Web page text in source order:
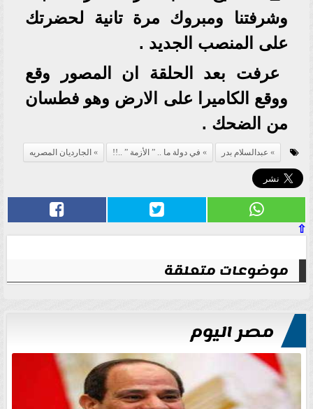
وشرفتنا ومبروك مرة تانية لحضرتك
على المنصب الجديد .
عرفت بعد الحلقة ان المصور وقع
ووقع الكاميرا على الارض وهو فطسان
من الضحك .
عبدالسلام بدر في دولة ما .. ” الأزمة ” ..!! الجارديان المصريه
⇧
موضوعات متعلقة
مصر اليوم